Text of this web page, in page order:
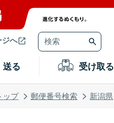
へ
送る 受け取る
ップ 郵便番号検索 新潟県